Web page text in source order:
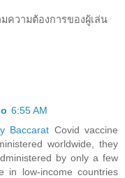
ความต้องการของผู้เล่น
6:55 AM
Baccarat Covid vaccine
worldwide, they
by only a few
in low-income countries